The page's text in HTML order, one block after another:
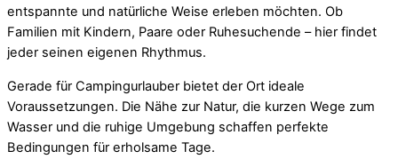
entspannte und natürliche Weise erleben möchten. Ob
Familien mit Kindern, Paare oder Ruhesuchende – hier findet
jeder seinen eigenen Rhythmus.
Gerade für Campingurlauber bietet der Ort ideale
Voraussetzungen. Die Nähe zur Natur, die kurzen Wege zum
Wasser und die ruhige Umgebung schaffen perfekte
Bedingungen für erholsame Tage.